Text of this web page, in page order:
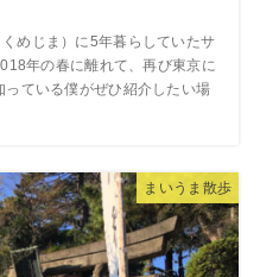
めじま）に5年暮らしていたサ
年の春に離れて、再び東京に
っている僕がぜひ紹介したい場
まいうま散歩